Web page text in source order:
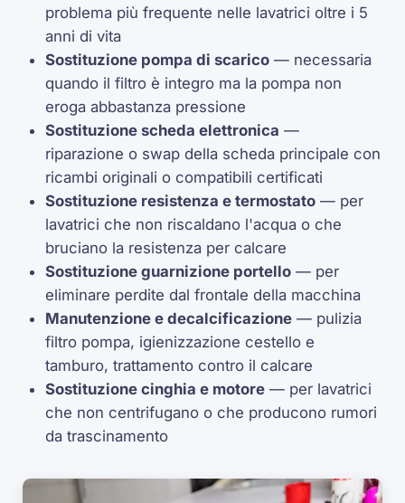
problema più frequente nelle lavatrici oltre i 5
anni di vita
Sostituzione pompa di scarico — necessaria
quando il filtro è integro ma la pompa non
eroga abbastanza pressione
Sostituzione scheda elettronica —
riparazione o swap della scheda principale con
ricambi originali o compatibili certificati
Sostituzione resistenza e termostato — per
lavatrici che non riscaldano l'acqua o che
bruciano la resistenza per calcare
Sostituzione guarnizione portello — per
eliminare perdite dal frontale della macchina
Manutenzione e decalcificazione — pulizia
filtro pompa, igienizzazione cestello e
tamburo, trattamento contro il calcare
Sostituzione cinghia e motore — per lavatrici
che non centrifugano o che producono rumori
da trascinamento